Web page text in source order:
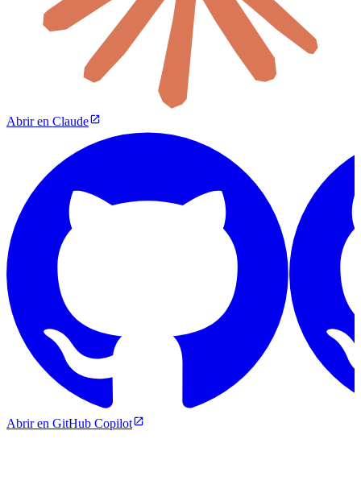
Abrir en Claude
Abrir en GitHub Copilot